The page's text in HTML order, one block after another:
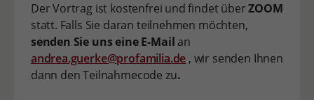
Der Vortrag ist kostenfrei und findet überZOOM
statt. Falls Sie daran teilnehmen möchten,
senden Sie uns eine E-Mail an
andrea.guerke@profamilia.de , wir senden Ihnen
dann den Teilnahmecode zu.